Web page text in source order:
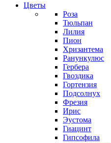
Цветы
Роза
Тюльпан
Лилия
Пион
Хризантема
Ранункулюс
Гербера
Гвоздика
Гортензия
Подсолнух
Фрезия
Ирис
Эустома
Гиацинт
Гипсофила